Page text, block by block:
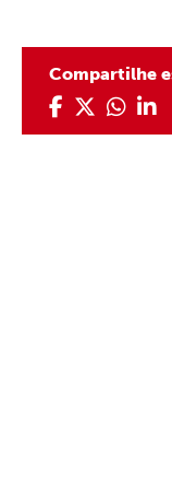
Compartilhe